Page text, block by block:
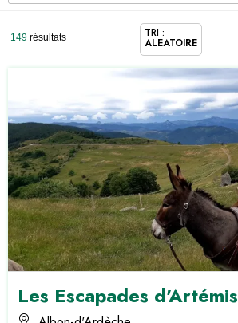
149 résultats TRI :
ALÉATOIRE
Les Escapades d'Artémis